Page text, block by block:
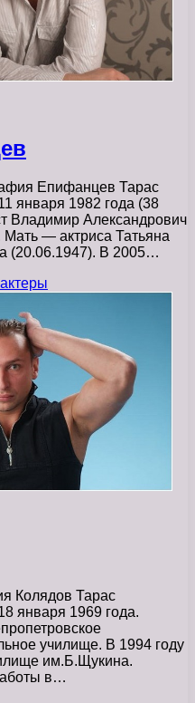
Епифанцев Тарас
января 1982 года (38
Владимир Александрович
— актриса Татьяна
(20.06.1947). В 2005…
Колядов Тарас
января 1969 года.
училище. В 1994 году
им.Б.Щукина.
в…